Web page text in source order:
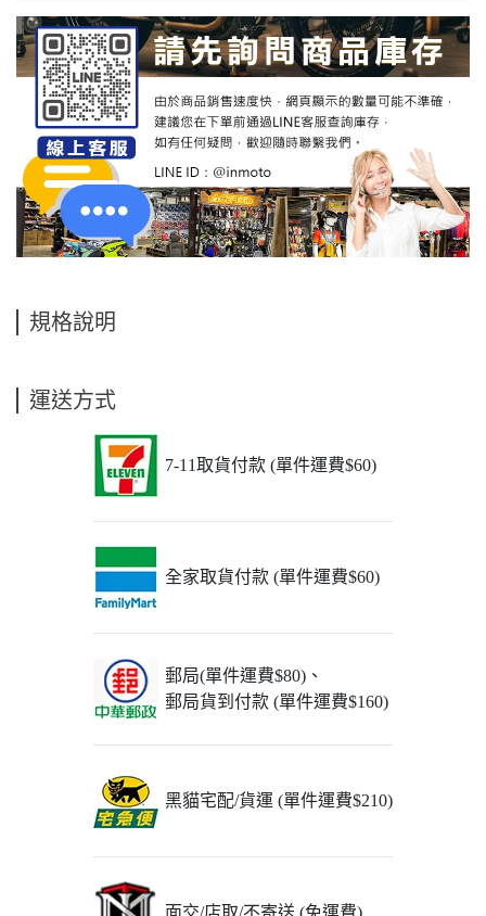
規格說明
運送方式
7-11取貨付款 (單件運費$60)
全家取貨付款 (單件運費$60)
郵局(單件運費$80)、
郵局貨到付款 (單件運費$160)
黑貓宅配/貨運 (單件運費$210)
面交/店取/不寄送 (免運費)